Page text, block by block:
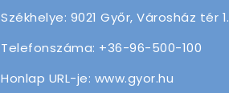
Székhelye: 9021 Győr, Városház tér 1.
Telefonszáma: +36-96-500-100
Honlap URL-je: www.gyor.hu